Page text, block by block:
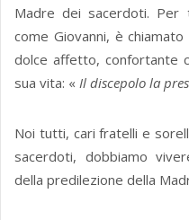
Madre dei sacerdoti. Per
come Giovanni, è
dolce affetto, confortante
sua vita: « Il discepolo la
Noi tutti, cari fratelli e
sacerdoti, dobbiamo
della predilezione della